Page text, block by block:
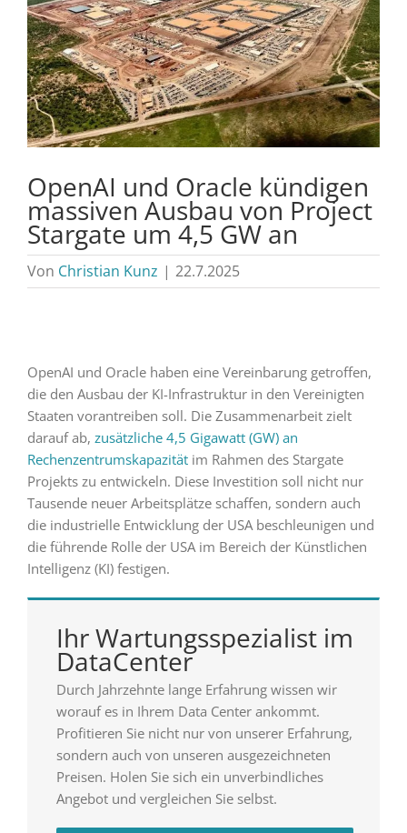
OpenAI und Oracle kündigen
massiven Ausbau von Project
Stargate um 4,5 GW an
Von Christian Kunz | 22.7.2025
OpenAI und Oracle haben eine Vereinbarung getroffen,
die den Ausbau der KI-Infrastruktur in den Vereinigten
Staaten vorantreiben soll. Die Zusammenarbeit zielt
darauf ab, zusätzliche 4,5 Gigawatt (GW) an
Rechenzentrumskapazitätim Rahmen des Stargate
Projekts zu entwickeln. Diese Investition soll nicht nur
Tausende neuer Arbeitsplätze schaffen, sondern auch
die industrielle Entwicklung der USA beschleunigen und
die führende Rolle der USA im Bereich der Künstlichen
Intelligenz (KI) festigen.
Ihr Wartungsspezialist im
DataCenter
Durch Jahrzehnte lange Erfahrung wissen wir
worauf es in Ihrem Data Center ankommt.
Profitieren Sie nicht nur von unserer Erfahrung,
sondern auch von unseren ausgezeichneten
Preisen. Holen Sie sich ein unverbindliches
Angebot und vergleichen Sie selbst.